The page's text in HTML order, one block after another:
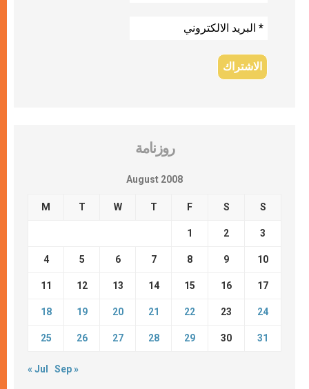
روزنامة
August 2008
M T W T F S S
1 2 3
4 5 6 7 8 9 10
11 12 13 14 15 16 17
18 19 20 21 22 23 24
25 26 27 28 29 30 31
« Jul Sep »